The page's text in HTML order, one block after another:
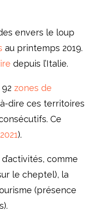
envers le loup
au printemps 2019.
depuis l’Italie.
zones de
à-dire ces territoires
Ce
).
comme
le cheptel), la
(présence